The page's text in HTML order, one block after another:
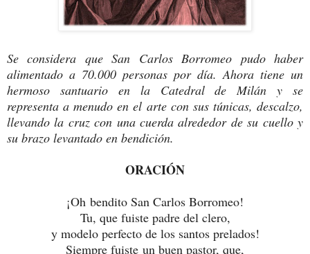
Se considera que San Carlos Borromeo pudo haber
alimentado a 70.000 personas por día. Ahora tiene un
hermoso santuario en la Catedral de Milán y se
representa a menudo en el arte con sus túnicas, descalzo,
llevando la cruz con una cuerda alrededor de su cuello y
su brazo levantado en bendición.
ORACIÓN
¡Oh bendito San Carlos Borromeo!
Tu, que fuiste padre del clero,
y modelo perfecto de los santos prelados!
Siempre fuiste un buen pastor, que,